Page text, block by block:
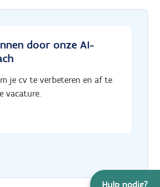
Hulp nodig?
door onze AI-
je cv te verbeteren en af te
vacature.